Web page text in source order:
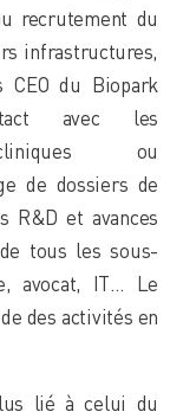
recrutement du
infrastructures,
CEO du Biopark
avec les
ou
de dossiers de
R&D et avances
tous les sous-
avocat, IT… Le
des activités en
lié à celui du